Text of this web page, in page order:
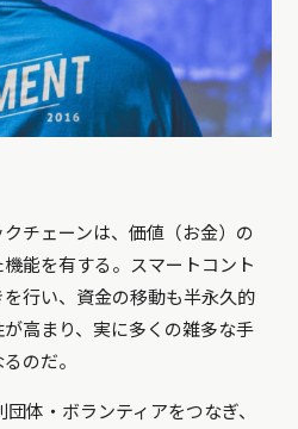
チェーンは、価値（お金）の
能を有する。スマートコント
行い、資金の移動も半永久的
高まり、実に多くの雑多な手
のだ。
体・ボランティアをつなぎ、